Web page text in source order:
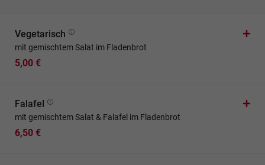
Vegetarisch
mit gemischtem Salat im Fladenbrot
5,00 €
Falafel
mit gemischtem Salat & Falafel im Fladenbrot
6,50 €